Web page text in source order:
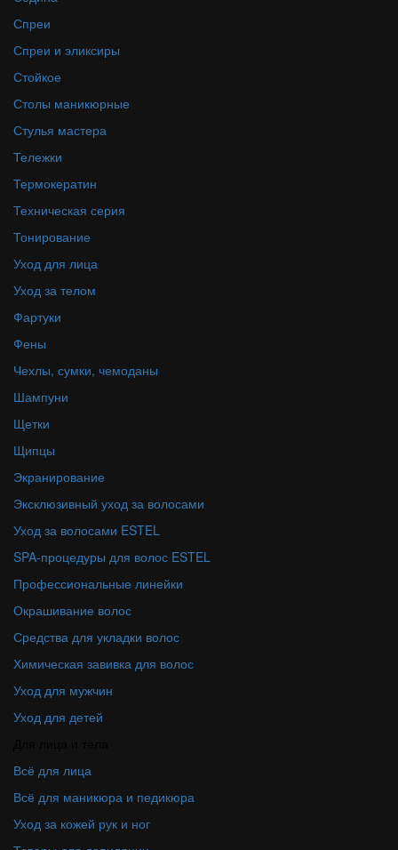
Спреи
Спреи и эликсиры
Стойкое
Столы маникюрные
Стулья мастера
Тележки
Термокератин
Техническая серия
Тонирование
Уход для лица
Уход за телом
Фартуки
Фены
Чехлы, сумки, чемоданы
Шампуни
Щетки
Щипцы
Экранирование
Эксклюзивный уход за волосами
Уход за волосами ESTEL
SPA-процедуры для волос ESTEL
Профессиональные линейки
Окрашивание волос
Средства для укладки волос
Химическая завивка для волос
Уход для мужчин
Уход для детей
Всё для лица
Всё для маникюра и педикюра
Уход за кожей рук и ног